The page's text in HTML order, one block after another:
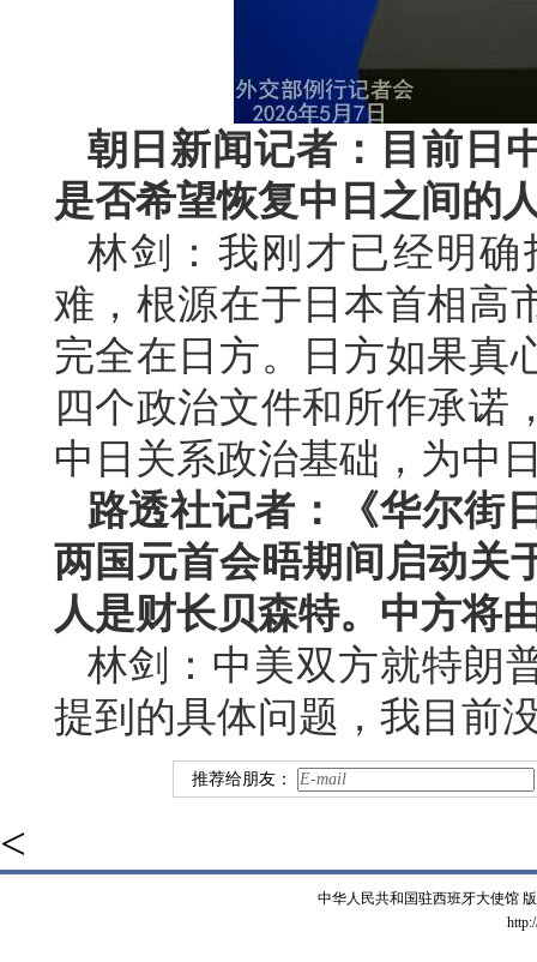
朝日新闻记者：目前日
是否希望恢复中日之间的
林剑：我刚才已经明
难，根源在于日本首相高
完全在日方。日方如果真
四个政治文件和所作承诺
中日关系政治基础，为中
路透社记者：《华尔街
两国元首会晤期间启动关
人是财长贝森特。中方将
林剑：中美双方就特朗
提到的具体问题，我目前
推荐给朋友：
<
中华人民共和国驻西班牙大使馆